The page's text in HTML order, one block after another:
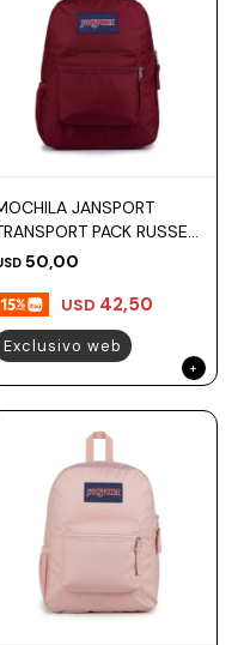
JANSPORT
PACK RUSSET
50,00
USD 42,50
Exclusivo web